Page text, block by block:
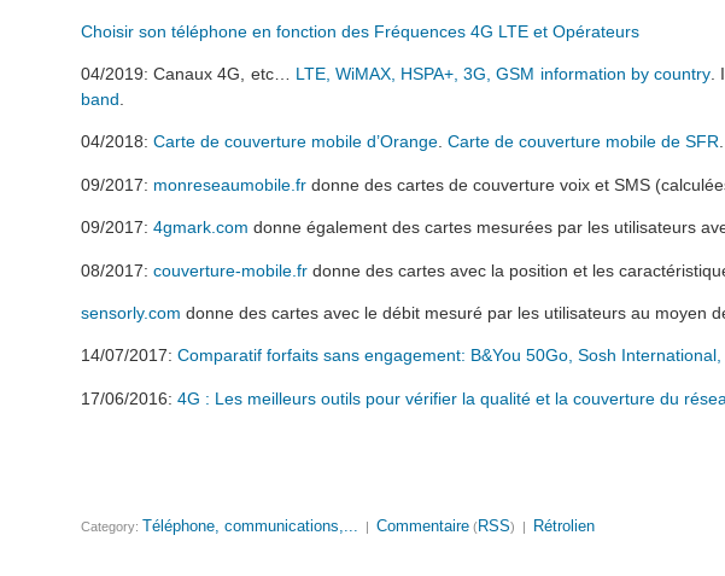
Choisir son téléphone en fonction des Fréquences 4G LTE et Opérateurs
04/2019: Canaux 4G, etc… LTE, WiMAX, HSPA+, 3G, GSM information by country.
band
04/2018:Carte de couverture mobile d’Orange.Carte de couverture mobile de SFR.
09/2017: monreseaumobile.fr donne des cartes de couverture voix et SMS
09/2017:4gmark.com donne également des cartes mesurées par les utilisateurs
08/2017:couverture-mobile.fr donne des cartes avec la position et les
sensorly.com donne des cartes avec le débit mesuré par les utilisateurs au moyen
14/07/2017:Comparatif forfaits sans engagement: B&You 50Go, Sosh
17/06/2016:4G : Les meilleurs outils pour vérifier la qualité et la couverture du
Category: Téléphone, communications,... |Commentaire (RSS) | Rétrolien